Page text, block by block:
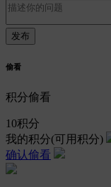
偷看
积分偷看
10积分
我的积分(可用积分)
确认偷看